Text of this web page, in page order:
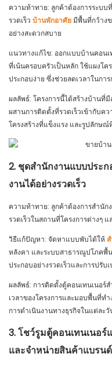
ความท้าทาย: ลูกค้าต้องการระบ
รวดเร็ว บ้านพักอาศัยมีพื้นที่กว้าง
อย่างสะดวกสบาย
แนวทางแก้ไข: ออกแบบบ้านคอน
ที่เน้นครอบครัวเป็นหลัก ใช้แผงโค
ประกอบง่าย ซึ่งช่วยลดเวลาในกา
ผลลัพธ์: โครงการนี้ได้สร้างบ้านที่
ผสานการติดตั้งที่รวดเร็วเข้ากับค
โครงสร้างที่แข็งแรง และรูปลักษ
2. ชุดสำนักงานแบบประ
งานได้อย่างรวดเร็ว
ความท้าทาย: ลูกค้าต้องการสำนัก
รวดเร็วในสถานที่โครงการต่างๆ
วิธีแก้ปัญหา: จัดหาแบบพับได้ให้
หลังคา และระบบสาธารณูปโภคพื้
ประกอบอย่างรวดเร็วและการปรับ
ผลลัพธ์: การติดตั้งตู้คอนเทนเนอร์ส
เวลาของโครงการและมอบพื้นที่
การดำเนินงานทางธุรกิจในแต่ละวั
3. โชว์รูมตู้คอนเทนเนอร์
และจำหน่ายสินค้าแบรน